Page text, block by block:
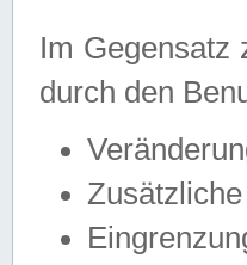
Im Gegensatz
durch den